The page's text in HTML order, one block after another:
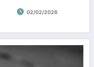
02/02/2026